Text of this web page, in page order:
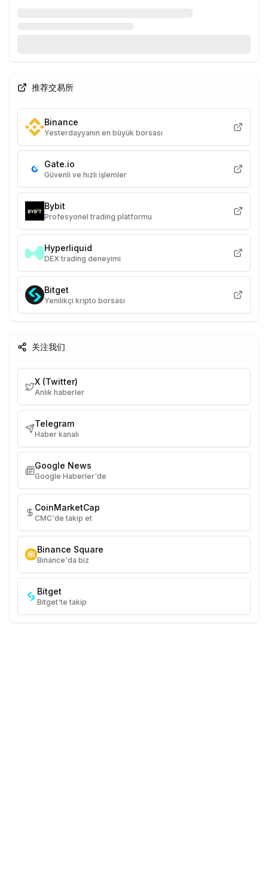
推荐交易所
Binance
Yesterdayyanın en büyük borsası
Gate.io
Güvenli ve hızlı işlemler
Bybit
Profesyonel trading platformu
Hyperliquid
DEX trading deneyimi
Bitget
Yenilikçi kripto borsası
关注我们
X (Twitter)
Anlık haberler
Telegram
Haber kanalı
Google News
Google Haberler'de
CoinMarketCap
CMC'de takip et
Binance Square
Binance'da biz
Bitget
Bitget'te takip